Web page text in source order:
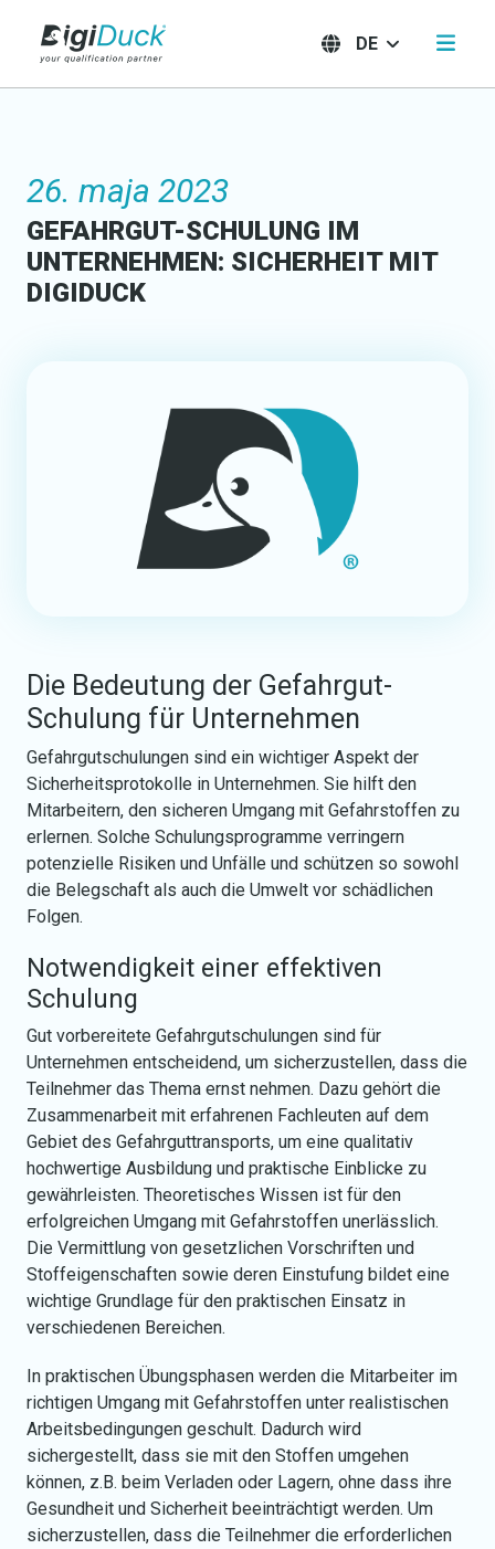
DE
26. maja 2023
GEFAHRGUT-SCHULUNG IM
UNTERNEHMEN: SICHERHEIT MIT
DIGIDUCK
Die Bedeutung der Gefahrgut-
Schulung für Unternehmen
Gefahrgutschulunge­n sind ein wichtiger Aspekt de­r
Sicherheitsprotokolle in Unternehmen. Sie hilft den
Mitarbeitern, den sicheren Umgang mit Gefahrstoffen zu
erlernen. Solche Schulungsprogramme verringern
potenzielle Risiken und Unfälle und schützen so sowohl
die Belegschaft als auch die Umwelt vor schädlichen
Folgen.
Notwendigkeit einer effektiven
Schulung
Gut vorbereitete Gefahrgutschulungen sind für
Unternehmen entscheidend, um sicherzustellen, dass die
Teilnehmer das Thema ernst nehmen. Dazu gehört die
Zusammenarbeit mit erfahrenen Fachleuten auf dem
Gebiet des Gefahrguttransports, um eine qualitativ
hochwertige Ausbildung und praktische Einblicke zu
gewährleisten. Theoretisches Wissen ist für den
erfolgreichen Umgang mit Gefahrstoffen unerlässlich.
Die Vermittlung von gesetzlichen Vorschriften und
Stoffeigenschaften sowie deren Einstufung bildet eine
wichtige Grundlage für den praktischen Einsatz in
verschiedenen Bereichen.
In praktischen Übungsphasen werden die Mitarbeiter im
richtigen Umgang mit Gefahrstoffen unter realistischen
Arbeitsbedingungen geschult. Dadurch wird
sichergestellt, dass sie mit den Stoffen umgehen
können, z.B. beim Verladen oder Lagern, ohne dass ihre
Gesundheit und Sicherheit beeinträchtigt werden. Um
sicherzustellen, dass die Teilnehmer die erforderlichen